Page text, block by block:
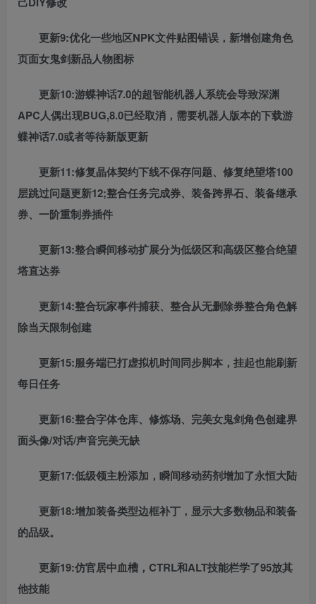
更新9:优化一些地区NPK文件贴图错误，新增创建角色
页面女鬼剑新品人物图标
更新10:游蝶神话7.0的超智能机器人系统会导致深渊
APC人偶出现BUG,8.0已经取消，需要机器人版本的下载游
蝶神话7.0或者等待新版更新
更新11:修复晶体契约下线不保存问题、修复绝望塔100
层跳过问题更新12;整合任务完成券、装备跨界石、装备继承
券、一阶重制券插件
更新13:整合瞬间移动扩展分为低级区和高级区整合绝望
塔直达券
更新14:整合玩家事件捕获、整合从无删除券整合角色解
除当天限制创建
更新15:服务端已打虚拟机时间同步脚本，挂起也能刷新
每日任务
更新16:整合字体仓库、修炼场、完美女鬼剑角色创建界
面头像/对话/声音完美无缺
更新17:低级领主粉添加，瞬间移动药剂增加了永恒大陆
更新18:增加装备类型边框补丁，显示大多数物品和装备
的品级。
更新19:仿官居中血槽，CTRL和ALT技能栏学了95放其
他技能